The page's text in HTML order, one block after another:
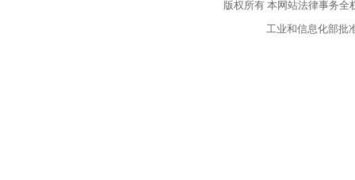
版权所有本网站法律事务全
工业和信息化部批